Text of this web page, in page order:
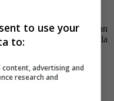
CF, donde se ha
Los dos jugadores han
y en la selección española
trabajar juntos para
antes de compartir unas
to use your
to:
advertising and
research and